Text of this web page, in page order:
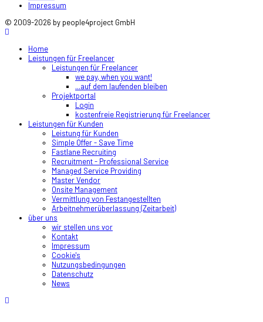
Impressum
© 2009-2026 by people4project GmbH
Home
Leistungen für Freelancer
Leistungen für Freelancer
we pay, when you want!
...auf dem laufenden bleiben
Projektportal
Login
kostenfreie Registrierung für Freelancer
Leistungen für Kunden
Leistung für Kunden
Simple Offer - Save Time
Fastlane Recruiting
Recruitment - Professional Service
Managed Service Providing
Master Vendor
Onsite Management
Vermittlung von Festangestellten
Arbeitnehmerüberlassung (Zeitarbeit)
über uns
wir stellen uns vor
Kontakt
Impressum
Cookie's
Nutzungsbedingungen
Datenschutz
News